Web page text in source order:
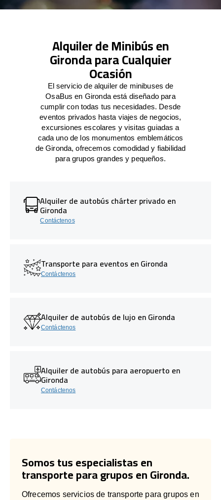
Alquiler de Minibús en
Gironda para Cualquier
Ocasión
El servicio de alquiler de minibuses de
OsaBus en Gironda está diseñado para
cumplir con todas tus necesidades. Desde
eventos privados hasta viajes de negocios,
excursiones escolares y visitas guiadas a
cada uno de los monumentos emblemáticos
de Gironda, ofrecemos comodidad y fiabilidad
para grupos grandes y pequeños.
Alquiler de autobús chárter privado en
Gironda
Contáctenos
Transporte para eventos en Gironda
Contáctenos
Alquiler de autobús de lujo en Gironda
Contáctenos
Alquiler de autobús para aeropuerto en
Gironda
Contáctenos
Somos tus especialistas en
transporte para grupos en Gironda.
Ofrecemos servicios de transporte para grupos en